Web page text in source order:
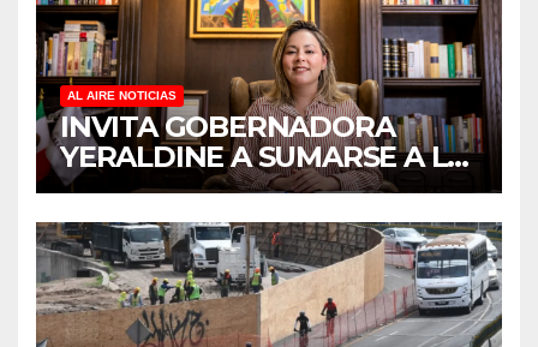
AL AIRE NOTICIAS
INVITA GOBERNADORA
YERALDINE A SUMARSE A LA
JORNADA NACIONAL DE
REFORESTACIÓN;
PLANTARÁN 6.6 MILLONES
DE ÁRBOLES